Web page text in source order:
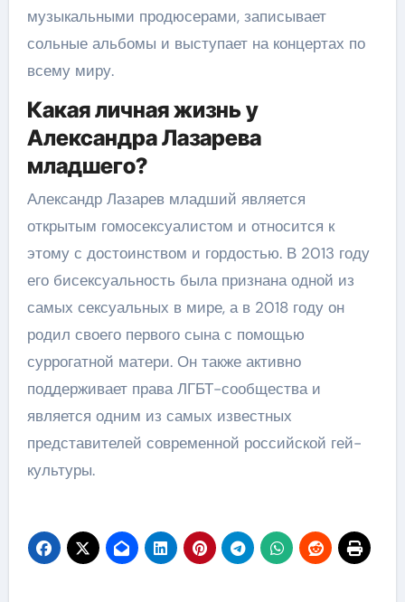
музыкальными продюсерами, записывает
сольные альбомы и выступает на концертах по
всему миру.
Какая личная жизнь у
Александра Лазарева
младшего?
Александр Лазарев младший является
открытым гомосексуалистом и относится к
этому с достоинством и гордостью. В 2013 году
его бисексуальность была признана одной из
самых сексуальных в мире, а в 2018 году он
родил своего первого сына с помощью
суррогатной матери. Он также активно
поддерживает права ЛГБТ-сообщества и
является одним из самых известных
представителей современной российской гей-
культуры.